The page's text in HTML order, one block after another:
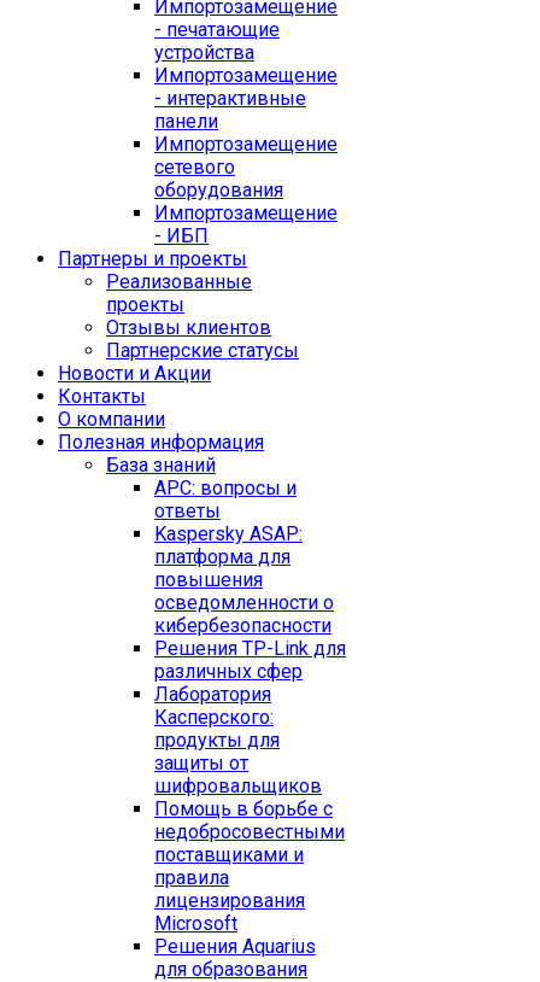
Импортозамещение
- печатающие
устройства
Импортозамещение
- интерактивные
панели
Импортозамещение
сетевого
оборудования
Импортозамещение
- ИБП
Партнеры и проекты
Реализованные
проекты
Отзывы клиентов
Партнерские статусы
Новости и Акции
Контакты
O компании
Полезная информация
База знаний
APC: вопросы и
ответы
Kaspersky ASAP:
платформа для
повышения
осведомленности о
кибербезопасности
Решения TP-Link для
различных сфер
Лаборатория
Касперского:
продукты для
защиты от
шифровальщиков
Помощь в борьбе с
недобросовестными
поставщиками и
правила
лицензирования
Microsoft
Решения Aquarius
для образования